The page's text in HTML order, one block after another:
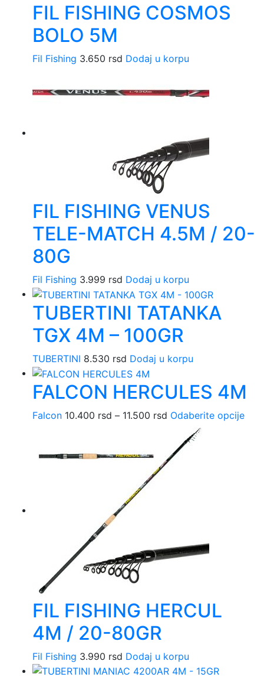
FIL FISHING COSMOS
BOLO 5M
Fil Fishing 3.650 rsd Dodaj u korpu
FIL FISHING VENUS
TELE-MATCH 4.5M / 20-
80G
Fil Fishing 3.999 rsd Dodaj u korpu
TUBERTINI TATANKA
TGX 4M – 100GR
TUBERTINI 8.530 rsd Dodaj u korpu
FALCON HERCULES 4M
Falcon 10.400 rsd – 11.500 rsd Raspon
10.400 rsd
Odaberite opcije
FIL FISHING HERCUL
4M / 20-80GR
Fil Fishing 3.990 rsd Dodaj u korpu